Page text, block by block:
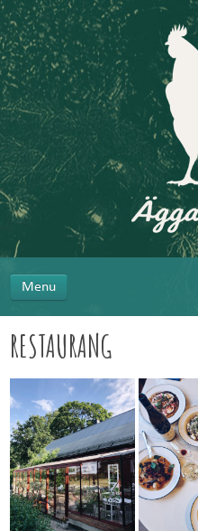
Menu
RESTAURANG